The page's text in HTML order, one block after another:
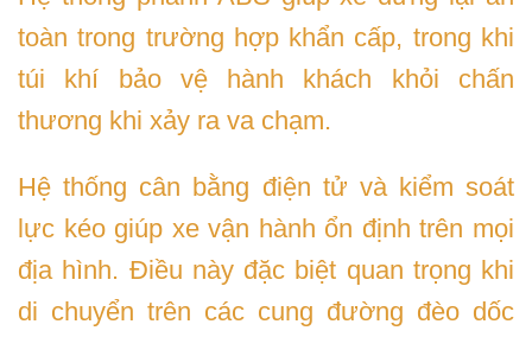
toàn trong trường hợp khẩn cấp, trong khi
túi khí bảo vệ hành khách khỏi chấn
thương khi xảy ra va chạm.
Hệ thống cân bằng điện tử và kiểm soát
lực kéo giúp xe vận hành ổn định trên mọi
địa hình. Điều này đặc biệt quan trọng khi
di chuyển trên các cung đường đèo dốc